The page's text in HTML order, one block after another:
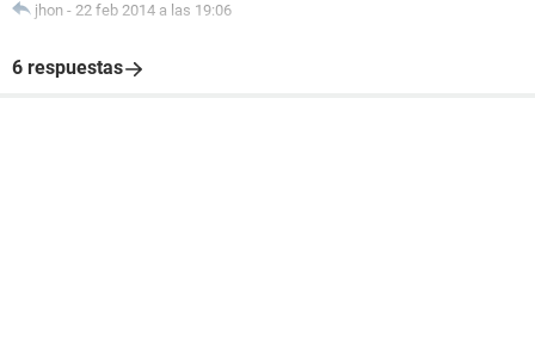
jhon - 22 feb 2014 a las 19:06
6 respuestas